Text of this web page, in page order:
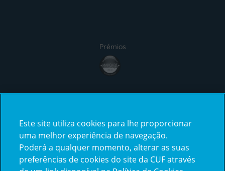
Prémios
Este site utiliza cookies para lhe proporcionar
uma melhor experiência de navegação.
Poderá a qualquer momento, alterar as suas
preferências de cookies do site da CUF através